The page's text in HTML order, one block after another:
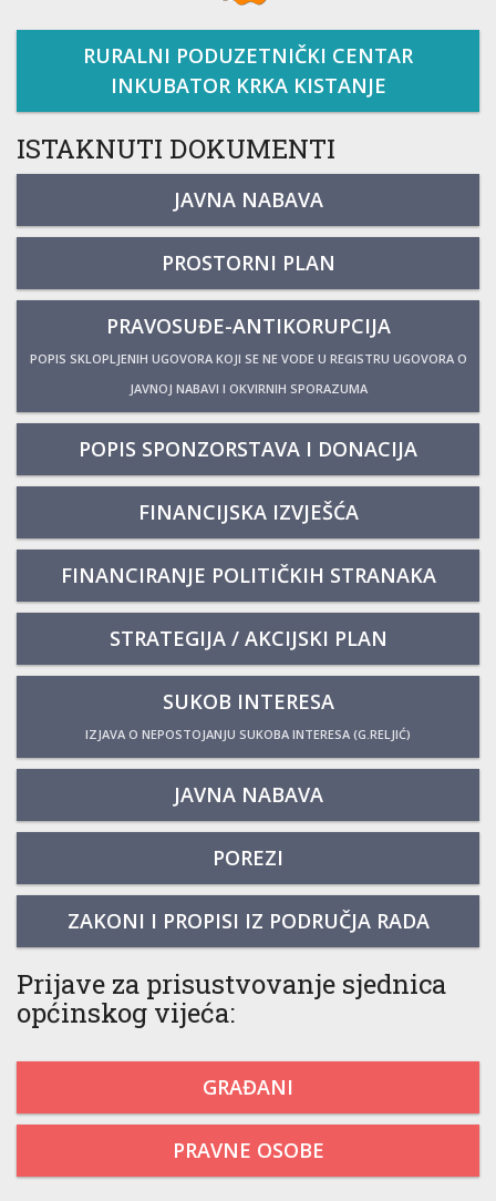
RURALNI PODUZETNIČKI CENTAR
INKUBATOR KRKA KISTANJE
ISTAKNUTI DOKUMENTI
JAVNA NABAVA
PROSTORNI PLAN
PRAVOSUĐE-ANTIKORUPCIJA
POPIS SKLOPLJENIH UGOVORA KOJI SE NE VODE U REGISTRU UGOVORA O
JAVNOJ NABAVI I OKVIRNIH SPORAZUMA
POPIS SPONZORSTAVA I DONACIJA
FINANCIJSKA IZVJEŠĆA
FINANCIRANJE POLITIČKIH STRANAKA
STRATEGIJA / AKCIJSKI PLAN
SUKOB INTERESA
IZJAVA O NEPOSTOJANJU SUKOBA INTERESA (G.RELJIĆ)
JAVNA NABAVA
POREZI
ZAKONI I PROPISI IZ PODRUČJA RADA
Prijave za prisustvovanje sjednica
općinskog vijeća:
GRAĐANI
PRAVNE OSOBE